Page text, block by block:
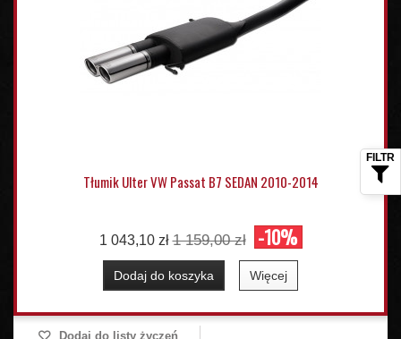
Tłumik Ulter VW Passat B7 SEDAN 2010-2014
1 043,10 zł 1 159,00 zł -10%
Dodaj do koszyka Więcej
Dodaj do listy życzeń